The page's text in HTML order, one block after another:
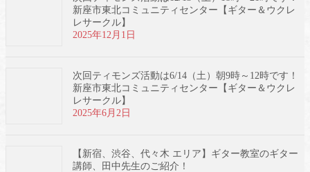
新座市東北コミュニティセンター【ギター＆ウクレ
レサークル】
2025年12月1日
次回ティモンズ活動は6/14（土）朝9時～12時です！
新座市東北コミュニティセンター【ギター＆ウクレ
レサークル】
2025年6月2日
【新宿、渋谷、代々木 エリア】ギター教室のギター
講師、田中先生のご紹介！